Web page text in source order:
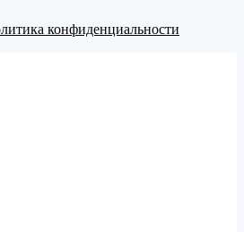
конфиденциальности